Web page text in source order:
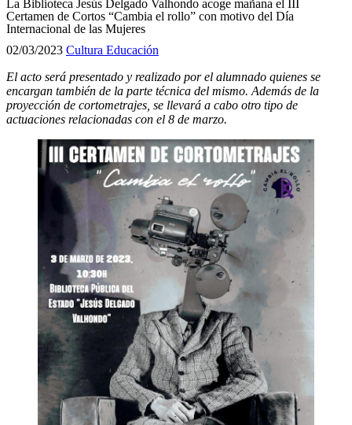
La Biblioteca Jesús Delgado Valhondo acoge mañana el III
Certamen de Cortos “Cambia el rollo” con motivo del Día
Internacional de las Mujeres
02/03/2023 Cultura Educación
El acto será presentado y realizado por el alumnado quienes se
encargan también de la parte técnica del mismo. Además de la
proyección de cortometrajes, se llevará a cabo otro tipo de
actuaciones relacionadas con el 8 de marzo.